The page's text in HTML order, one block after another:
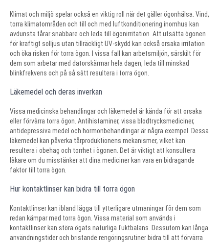
Klimat och miljö spelar också en viktig roll när det gäller ögonhälsa. Vind,
torra klimatområden och till och med luftkonditionering inomhus kan
avdunsta tårar snabbare och leda till ögonirritation. Att utsätta ögonen
för kraftigt solljus utan tillräckligt UV-skydd kan också orsaka irritation
och öka risken för torra ögon. I vissa fall kan arbetsmiljön, särskilt för
dem som arbetar med datorskärmar hela dagen, leda till minskad
blinkfrekvens och på så sätt resultera i torra ögon.
Läkemedel och deras inverkan
Vissa medicinska behandlingar och läkemedel är kända för att orsaka
eller förvärra torra ögon. Antihistaminer, vissa blodtrycksmediciner,
antidepressiva medel och hormonbehandlingar är några exempel. Dessa
läkemedel kan påverka tårproduktionens mekanismer, vilket kan
resultera i obehag och torrhet i ögonen. Det är viktigt att konsultera
läkare om du misstänker att dina mediciner kan vara en bidragande
faktor till torra ögon.
Hur kontaktlinser kan bidra till torra ögon
Kontaktlinser kan ibland lägga till ytterligare utmaningar för dem som
redan kämpar med torra ögon. Vissa material som används i
kontaktlinser kan störa ögats naturliga fuktbalans. Dessutom kan långa
användningstider och bristande rengöringsrutiner bidra till att förvärra